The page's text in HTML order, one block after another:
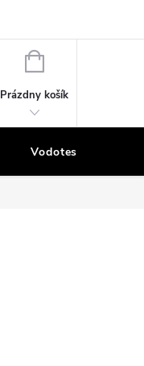
NÁKUPNÝ
Prázdny košík
Vodotesný program